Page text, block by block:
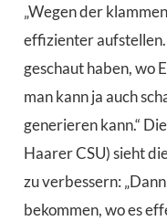
„Wegen der
effizienter
geschaut haben, wo
man kann ja auch
generieren kann.“
Haarer CSU) sieht
zu verbessern:
bekommen, wo es